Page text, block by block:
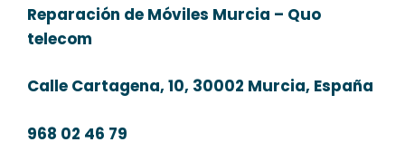
Reparación de Móviles Murcia – Quo
telecom
Calle Cartagena, 10, 30002 Murcia, España
968 02 46 79